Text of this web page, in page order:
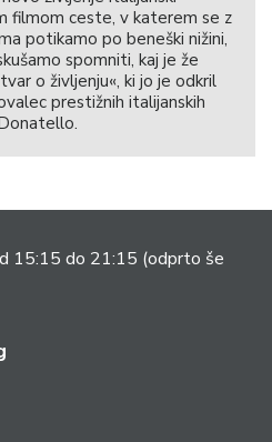
filmom ceste, v katerem se z
potikamo po beneški nižini,
spomniti, kaj je že
o življenju«, ki jo je odkril
prestižnih italijanskih
15:15 do 21:15 (odprto še